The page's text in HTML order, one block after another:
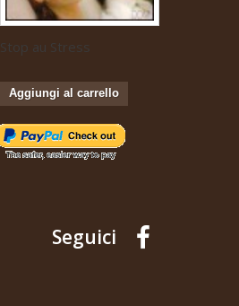
Stop au Stress
Aggiungi al carrello
Seguici